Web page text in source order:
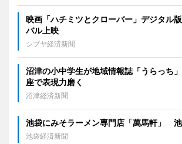
映画「ハチミツとクローバー」デジタル
バル上映
シブヤ経済新聞
沼津の小中学生が地域情報誌「うらっち
座で表現力磨く
沼津経済新聞
池袋にみそラーメン専門店「萬馬軒」
池袋経済新聞